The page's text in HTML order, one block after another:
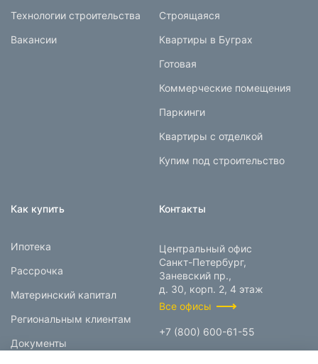
Технологии строительства
Вакансии
Строящаяся
Квартиры в Буграх
Готовая
Коммерческие помещения
Паркинги
Квартиры с отделкой
Купим под строительство
Как купить
Ипотека
Рассрочка
Материнский капитал
Региональным клиентам
Документы
Контакты
Центральный офис
Санкт-Петербург,
Заневский пр.,
д. 30, корп. 2, 4 этаж
Все офисы
+7 (800) 600-61-55